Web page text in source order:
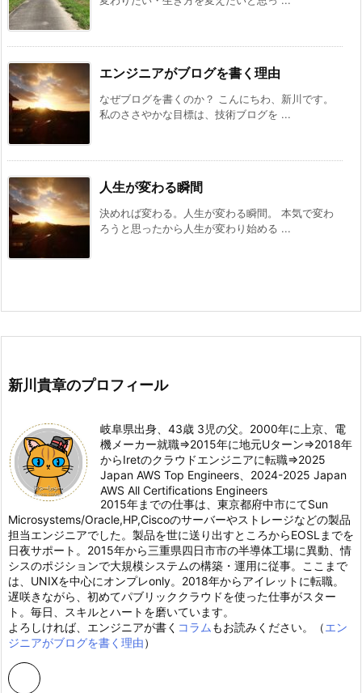
エンジニアがブログを書く理由
なぜブログを書くのか？ こんにちわ、新川です。
私のささやかな目標は、技術ブログを ...
人生が変わる瞬間
決めれば変わる。人生が変わる瞬間。 本気で変わ
ろうと思ったから人生が変わり始める ...
新川貴章のプロフィール
岐阜県出身、43歳 3児の父。2000年に上京、電
機メーカー就職⇒2015年に地元Uターン⇒2018年
からIretのクラウドエンジニアに転職⇒2025
Japan AWS Top Engineers、2024-2025 Japan
AWS All Certifications Engineers
2015年までの仕事は、東京都府中市にてSun
Microsystems/Oracle,HP,Ciscoのサーバーやストレージなどの製品
担当エンジニアでした。製品を世に送り出すところからEOSLまでを
日夜サポート。2015年から三重県四日市市の半導体工場に異動、情
シスのポジションで大規模システムの構築・運用に従事。ここまで
は、UNIXを中心にオンプレonly。2018年からアイレットに転職。
遅咲きながら、初めてパブリッククラウドを使った仕事がスター
ト。毎日、スキルとハートを磨いています。
よろしければ、エンジニアが書く コラム もお読みください。（エン
ジニアがブログを書く理由）